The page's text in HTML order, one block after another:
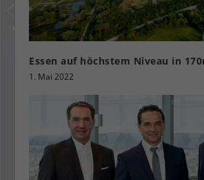
Essen auf höchstem Niveau in
1. Mai 2022